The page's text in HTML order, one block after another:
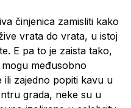
činjenica zamisliti kako
vrata do vrata, u istoj
E pa to je zaista tako,
međusobno
zajedno popiti kavu u
grada, neke su u